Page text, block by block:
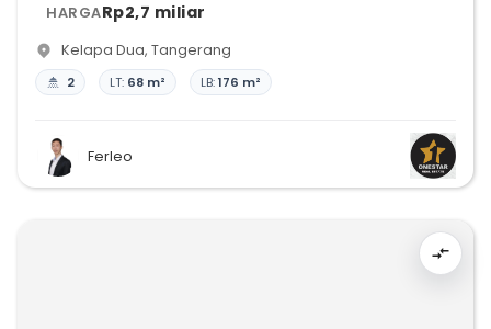
HARGARp2,7 miliar
Kelapa Dua, Tangerang
2 LT: 68 m² LB:176 m²
Ferleo